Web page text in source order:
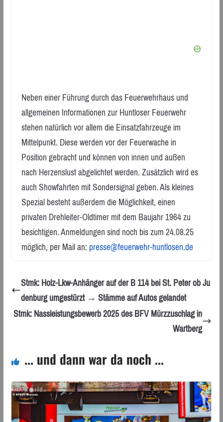
Neben einer Führung durch das Feuerwehrhaus und
allgemeinen Informationen zur Huntloser Feuerwehr
stehen natürlich vor allem die Einsatzfahrzeuge im
Mittelpunkt. Diese werden vor der Feuerwache in
Position gebracht und können von innen und außen
nach Herzenslust abgelichtet werden. Zusätzlich wird es
auch Showfahrten mit Sondersignal geben. Als kleines
Spezial besteht außerdem die Möglichkeit, einen
privaten Drehleiter-Oldtimer mit dem Baujahr 1964 zu
besichtigen. Anmeldungen sind noch bis zum 24.08.25
möglich, per Mail an:presse@feuerwehr-huntlosen.de
Stmk: Holz-Lkw-Anhänger auf der B 114 bei St. Peter ob Ju
denburg umgestürzt → Stämme auf Autos gelandet
Stmk: Nassleistungsbewerb 2025 des BFV Mürzzuschlag in
Wartberg
... und dann war da noch ...